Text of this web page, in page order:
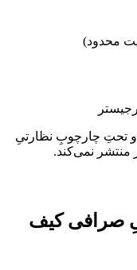
محدود)
و تحتِ چارچوبِ نظارتیِ
صرافی کیف